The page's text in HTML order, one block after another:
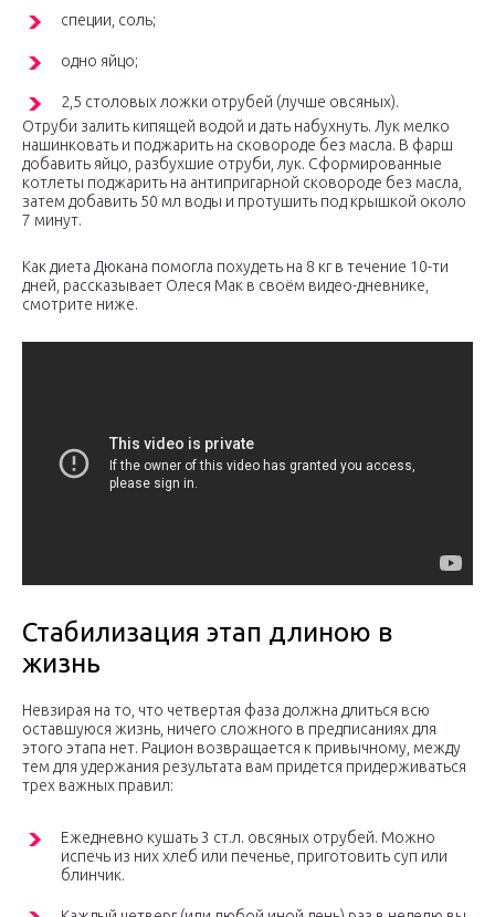
специи, соль;
одно яйцо;
2,5 столовых ложки отрубей (лучше овсяных).
Отруби залить кипящей водой и дать набухнуть. Лук мелко
нашинковать и поджарить на сковороде без масла. В фарш
добавить яйцо, разбухшие отруби, лук. Сформированные
котлеты поджарить на антипригарной сковороде без масла,
затем добавить 50 мл воды и протушить под крышкой около
7 минут.
Как диета Дюкана помогла похудеть на 8 кг в течение 10-ти
дней, рассказывает Олеся Мак в своём видео-дневнике,
смотрите ниже.
Стабилизация этап длиною в
жизнь
Невзирая на то, что четвертая фаза должна длиться всю
оставшуюся жизнь, ничего сложного в предписаниях для
этого этапа нет. Рацион возвращается к привычному, между
тем для удержания результата вам придется придерживаться
трех важных правил:
Ежедневно кушать 3 ст.л. овсяных отрубей. Можно
испечь из них хлеб или печенье, приготовить суп или
блинчик.